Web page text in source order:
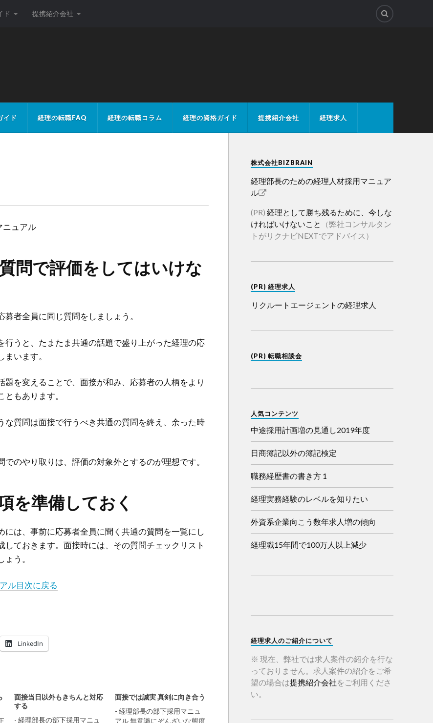
ド 提携紹介会社
イド 経理の転職FAQ 経理の転職コラム 経理の資格ガイド 提携紹介会社 経理求人
ニュアル
問で評価をしてはいけな
者全員に同じ質問をしましょう。
行うと、たまたま共通の話題で盛り上がった経理の応
います。
題を変えることで、面接が和み、応募者の人柄をより
もあります。
な質問は面接で行うべき共通の質問を終え、余った時
でのやり取りは、評価の対象外とするのが理想です。
を準備しておく
には、事前に応募者全員に聞く共通の質問を一覧にし
しておきます。面接時には、その質問チェックリスト
う。
ル目次に戻る
LinkedIn
面接当日以外もきちんと対応
する
- 経理部長の部下採用マニュ
面接では誠実 真剣に向き合う
- 経理部長の部下採用マニュ
アル 無意識にぞんざいな態度
株式会社BIZBRAIN
経理部長のための経理人材採用マニュア
ル
(PR) 経理として勝ち残るために、今しな
ければいけないこと
（弊社コンサルタン
トがリクナビNEXTでアドバイス）
(PR) 経理求人
リクルートエージェントの経理求人
(PR) 転職相談会
人気コンテンツ
中途採用計画増の見通し2019年度
日商簿記以外の簿記検定
職務経歴書の書き方 1
経理実務経験のレベルを知りたい
外資系企業向こう数年求人増の傾向
経理職15年間で100万人以上減少
経理求人のご紹介について
※ 現在、弊社では求人案件の紹介を行な
っておりません。求人案件の紹介をご希
望の場合は提携紹介会社をご利用くださ
い。